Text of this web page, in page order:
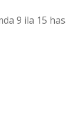
9 ila 15